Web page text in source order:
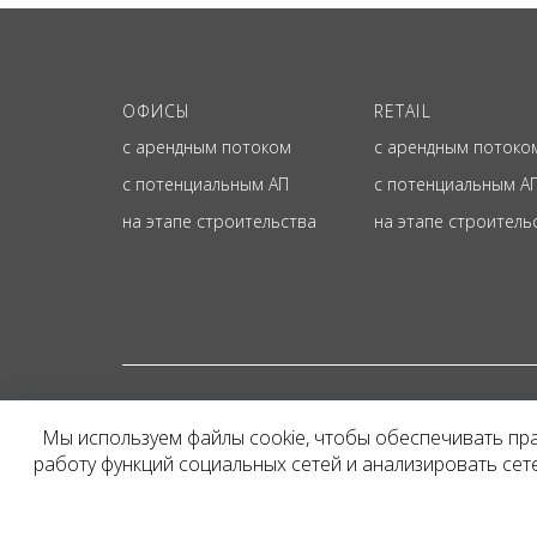
ОФИСЫ
с арендным потоком
с потенциальным АП
на этапе строительства
RETAIL
с арендным
с потенциальным
на этапе
Представленная на
и не является
Мы используем файлы cookie, чтобы обеспечивать
работу функций социальных сетей и анализировать